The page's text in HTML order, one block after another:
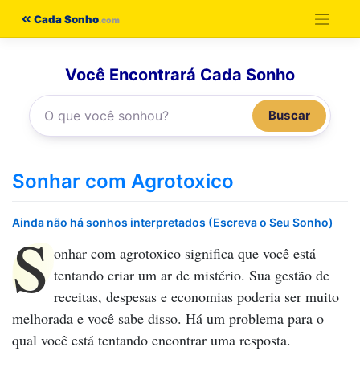
Cada Sonho
Você Encontrará Cada Sonho
Buscar
Sonhar com Agrotoxico
Ainda não há sonhos interpretados (Escreva o Seu Sonho)
S onhar com agrotoxico significa que você está
tentando criar um ar de mistério. Sua gestão de
receitas, despesas e economias poderia ser muito
melhorada e você sabe disso. Há um problema para o
qual você está tentando encontrar uma resposta.